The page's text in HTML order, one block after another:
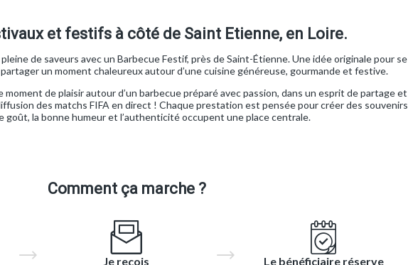
et festifs à côté de Saint Etienne, en Loire.
de saveurs avec un Barbecue Festif, près de Saint-Étienne. Une idée originale pour se
un moment chaleureux autour d’une cuisine généreuse, gourmande et festive.
de plaisir autour d’un barbecue préparé avec passion, dans un esprit de partage et
des matchs FIFA en direct ! Chaque prestation est pensée pour créer des souvenirs
goût, la bonne humeur et l’authenticité occupent une place centrale.
Comment ça marche ?
Je reçois Le bénéficiaire réserve